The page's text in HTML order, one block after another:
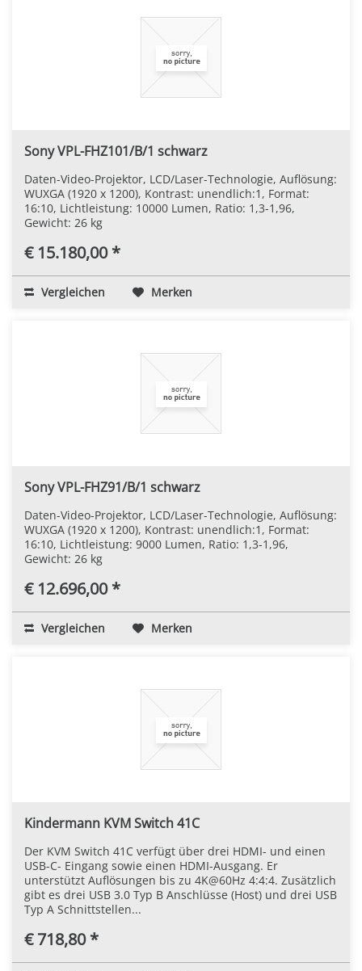
Sony VPL-FHZ101/B/1 schwarz
Daten-Video-Projektor, LCD/Laser-Technologie, Auflösung:
WUXGA (1920 x 1200), Kontrast: unendlich:1, Format:
16:10, Lichtleistung: 10000 Lumen, Ratio: 1,3-1,96,
Gewicht: 26 kg
€ 15.180,00 *
Vergleichen Merken
Sony VPL-FHZ91/B/1 schwarz
Daten-Video-Projektor, LCD/Laser-Technologie, Auflösung:
WUXGA (1920 x 1200), Kontrast: unendlich:1, Format:
16:10, Lichtleistung: 9000 Lumen, Ratio: 1,3-1,96,
Gewicht: 26 kg
€ 12.696,00 *
Vergleichen Merken
Kindermann KVM Switch 41C
Der KVM Switch 41C verfügt über drei HDMI- und einen
USB-C- Eingang sowie einen HDMI-Ausgang. Er
unterstützt Auflösungen bis zu 4K@60Hz 4:4:4. Zusätzlich
gibt es drei USB 3.0 Typ B Anschlüsse (Host) und drei USB
Typ A Schnittstellen...
€ 718,80 *